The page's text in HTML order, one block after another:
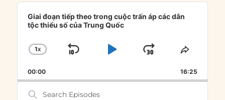
Audio
Player
Giai đoạn tiếp theo trong cuộc trấn áp các dân
tộc thiểu số của Trung Quốc
CHANGE
RATE
1X
SKIP
PLAYJUMP
FORWARD
SHARE
00:00 16:25
Search
Episodes